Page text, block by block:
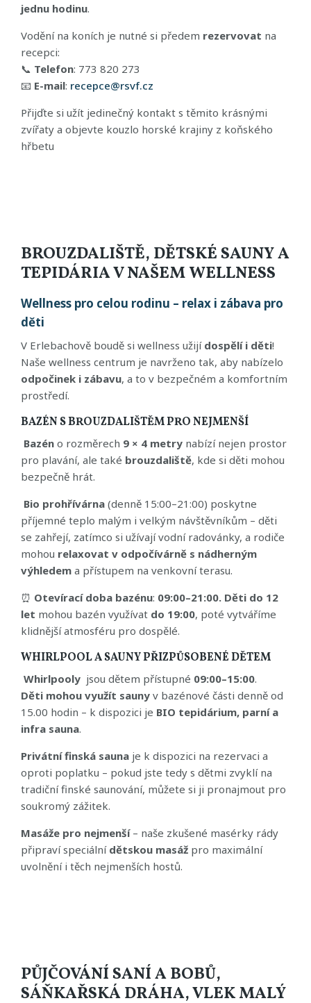
jednu hodinu.
Vodění na koních je nutné si předem rezervovat na
recepci:
📞 Telefon: 773 820 273
📧 E-mail: recepce@rsvf.cz
Přijďte si užít jedinečný kontakt s těmito krásnými
zvířaty a objevte kouzlo horské krajiny z koňského
hřbetu
BROUZDALIŠTĚ, DĚTSKÉ SAUNY A
TEPIDÁRIA V NAŠEM WELLNESS
Wellness pro celou rodinu – relax i zábava pro
děti
V Erlebachově boudě si wellness užijí dospělí i děti!
Naše wellness centrum je navrženo tak, aby nabízelo
odpočinek i zábavu, a to v bezpečném a komfortním
prostředí.
BAZÉN S BROUZDALIŠTĚM PRO NEJMENŠÍ
Bazén o rozměrech 9 × 4 metry nabízí nejen prostor
pro plavání, ale také brouzdaliště, kde si děti mohou
bezpečně hrát.
Bio prohřívárna (denně 15:00–21:00) poskytne
příjemné teplo malým i velkým návštěvníkům – děti
se zahřejí, zatímco si užívají vodní radovánky, a rodiče
mohou relaxovat v odpočívárně s nádherným
výhledem a přístupem na venkovní terasu.
⏰ Otevírací doba bazénu: 09:00–21:00. Děti do 12
let mohou bazén využívat do 19:00, poté vytváříme
klidnější atmosféru pro dospělé.
WHIRLPOOL A SAUNY PŘIZPŮSOBENÉ DĚTEM
Whirlpooly jsou dětem přístupné 09:00–15:00.
Děti mohou využít sauny v bazénové části denně od
15.00 hodin – k dispozici je BIO tepidárium, parní a
infra sauna.
Privátní finská sauna je k dispozici na rezervaci a
oproti poplatku – pokud jste tedy s dětmi zvyklí na
tradiční finské saunování, můžete si ji pronajmout pro
soukromý zážitek.
Masáže pro nejmenší– naše zkušené masérky rády
připraví speciální dětskou masáž pro maximální
uvolnění i těch nejmenších hostů.
PŮJČOVÁNÍ SANÍ A BOBŮ,
SÁŇKAŘSKÁ DRÁHA, VLEK MALÝ